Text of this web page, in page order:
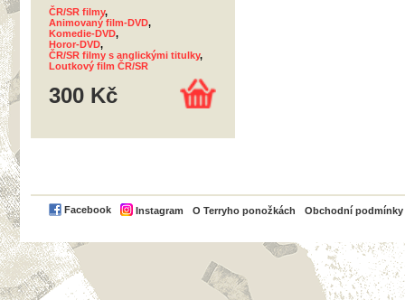
ČR/SR filmy,
Animovaný film-DVD,
Komedie-DVD,
Horor-DVD,
ČR/SR filmy s anglickými titulky,
Loutkový film ČR/SR
300 Kč
Facebook Instagram O Terryho ponožkách Obchodní podmínky
PayPal